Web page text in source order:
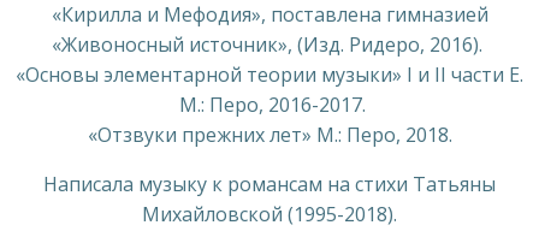
«Кирилла и Мефодия», поставлена гимназией
«Живоносный источник», (Изд. Ридеро, 2016).
«Основы элементарной теории музыки» I и II части Е.
М.: Перо, 2016-2017.
«Отзвуки прежних лет» М.: Перо, 2018.
Написала музыку к романсам на стихи Татьяны
Михайловской (1995-2018).